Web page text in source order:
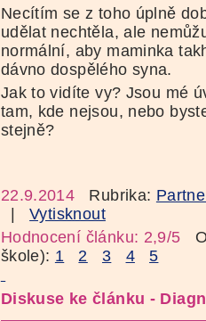
Necítím se z toho úplně
udělat nechtěla, ale
normální, aby maminka
dávno dospělého syna.
Jak to vidíte vy? Jsou mé
tam, kde nejsou, nebo
stejně?
22.9.2014 Rubrika:
|Vytisknout
Hodnocení článku: 2,9/5
škole): 1 2 3 4 5
Diskuse ke článku -